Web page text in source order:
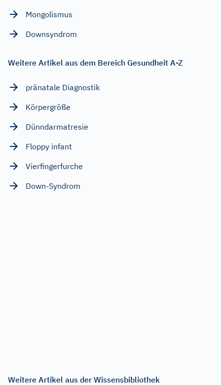
Mongolismus
Downsyndrom
Weitere Artikel aus dem Bereich Gesundheit A-Z
pränatale Diagnostik
Körpergröße
Dünndarmatresie
Floppy infant
Vierfingerfurche
Down-Syndrom
Weitere Artikel aus der Wissensbibliothek